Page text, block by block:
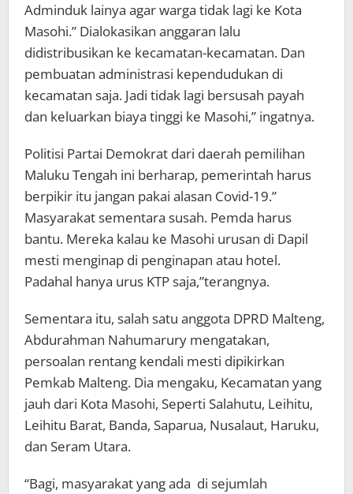
Adminduk lainya agar warga tidak lagi ke Kota
Masohi.” Dialokasikan anggaran lalu
didistribusikan ke kecamatan-kecamatan. Dan
pembuatan administrasi kependudukan di
kecamatan saja. Jadi tidak lagi bersusah payah
dan keluarkan biaya tinggi ke Masohi,” ingatnya.
Politisi Partai Demokrat dari daerah pemilihan
Maluku Tengah ini berharap, pemerintah harus
berpikir itu jangan pakai alasan Covid-19.”
Masyarakat sementara susah. Pemda harus
bantu. Mereka kalau ke Masohi urusan di Dapil
mesti menginap di penginapan atau hotel.
Padahal hanya urus KTP saja,”terangnya.
Sementara itu, salah satu anggota DPRD Malteng,
Abdurahman Nahumarury mengatakan,
persoalan rentang kendali mesti dipikirkan
Pemkab Malteng. Dia mengaku, Kecamatan yang
jauh dari Kota Masohi, Seperti Salahutu, Leihitu,
Leihitu Barat, Banda, Saparua, Nusalaut, Haruku,
dan Seram Utara.
“Bagi, masyarakat yang ada di sejumlah